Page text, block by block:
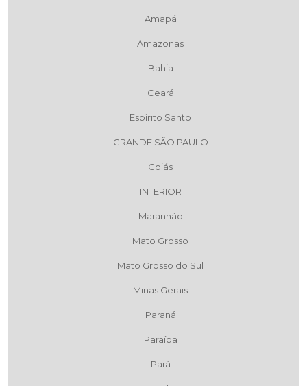
Amapá
Amazonas
Bahia
Ceará
Espírito Santo
GRANDE SÃO PAULO
Goiás
INTERIOR
Maranhão
Mato Grosso
Mato Grosso do Sul
Minas Gerais
Paraná
Paraíba
Pará